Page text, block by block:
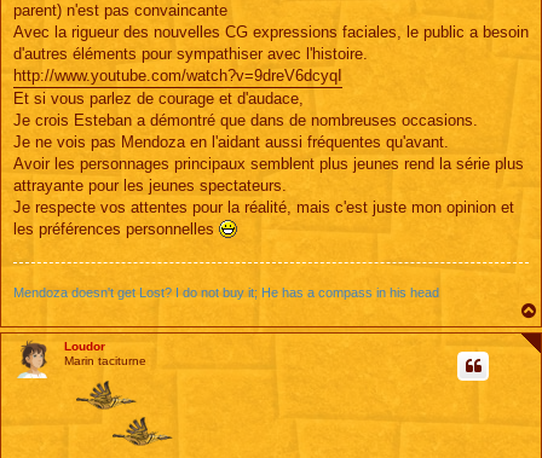
parent) n'est pas convaincante
Avec la rigueur des nouvelles CG expressions faciales, le public a besoin
d'autres éléments pour sympathiser avec l'histoire.
http://www.youtube.com/watch?v=9dreV6dcyqI
Et si vous parlez de courage et d'audace,
Je crois Esteban a démontré que dans de nombreuses occasions.
Je ne vois pas Mendoza en l'aidant aussi fréquentes qu'avant.
Avoir les personnages principaux semblent plus jeunes rend la série plus
attrayante pour les jeunes spectateurs.
Je respecte vos attentes pour la réalité, mais c'est juste mon opinion et
les préférences personnelles
Mendoza doesn't get Lost? I do not buy it; He has a compass in his head
Loudor
Marin taciturne